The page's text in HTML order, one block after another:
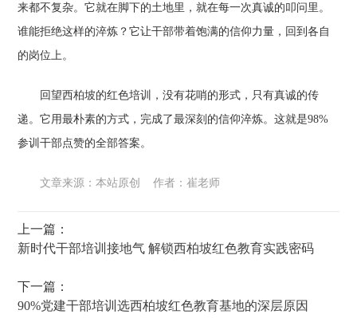
来都不复杂。它就在脚下的土地里，就在每一次真诚的叩问里。
谁能拒绝这样的淬炼？它让干部带着饱满的信仰力量，回到各自
的岗位上。
回望西柏坡的红色培训，没有花哨的形式，只有真诚的传
递。它用最朴素的方式，完成了最深刻的信仰淬炼。这就是98%
参训干部点赞的全部答案。
文章来源：本站原创 作者：崔老师
上一篇：
新时代干部培训接地气 解锁西柏坡红色教育实践密码
下一篇：
90%党建干部培训选西柏坡红色教育基地的深层原因